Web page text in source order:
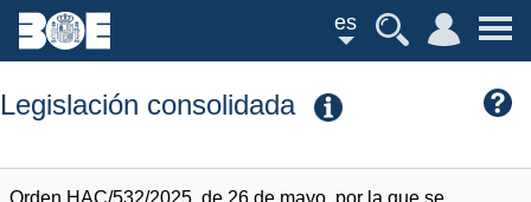
es
Legislación consolidada